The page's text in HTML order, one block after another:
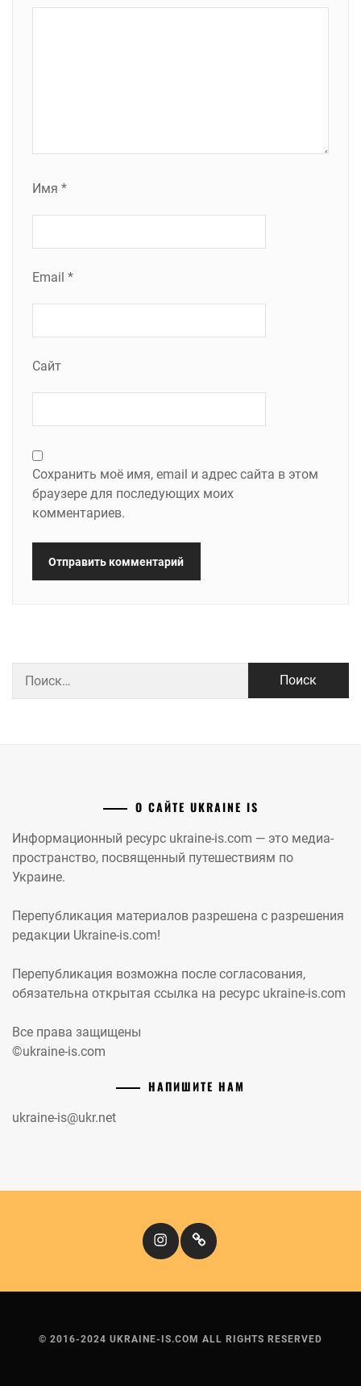
Имя *
Email *
Сайт
Сохранить моё имя, email и адрес сайта в этом
браузере для последующих моих
комментариев.
О САЙТЕ UKRAINE IS
Информационный ресурс ukraine-is.com — это медиа-
пространство, посвященный путешествиям по
Украине.
Перепубликация материалов разрешена с разрешения
редакции Ukraine-is.com!
Перепубликация возможна после согласования,
обязательна открытая ссылка на ресурс ukraine-is.com
Все права защищены
©ukraine-is.com
НАПИШИТЕ НАМ
ukraine-is@ukr.net
InstagramКіномандри
© 2016-2024 UKRAINE-IS.COM ALL RIGHTS RESERVED